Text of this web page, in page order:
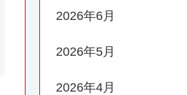
2026年6月
2026年5月
2026年4月